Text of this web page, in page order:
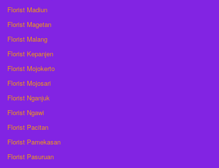
Florist Madiun
Florist Magetan
Florist Malang
Florist Kepanjen
Florist Mojokerto
Florist Mojosari
Florist Nganjuk
Florist Ngawi
Florist Pacitan
Florist Pamekasan
Florist Pasuruan